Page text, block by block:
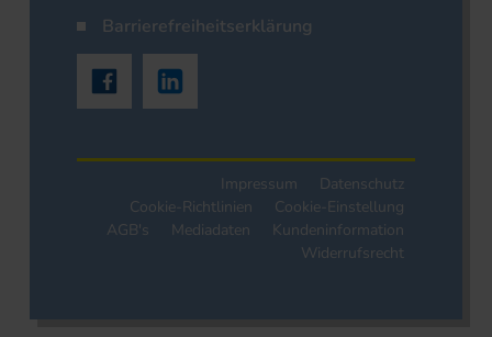
Barrierefreiheitserklärung
Impressum
Datenschutz
Cookie-Richtlinien
Cookie-Einstellung
AGB's
Mediadaten
Kundeninformation
Widerrufsrecht